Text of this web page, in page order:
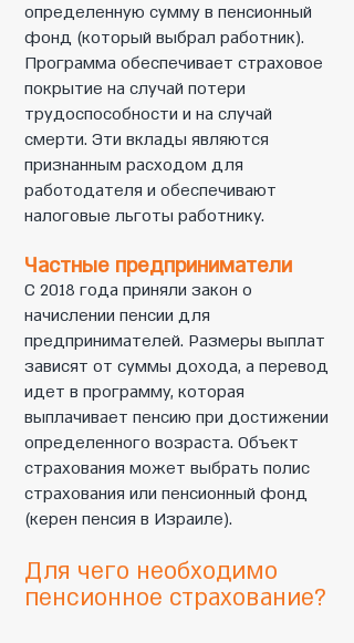
определенную сумму в пенсионный
фонд (который выбрал работник).
Программа обеспечивает страховое
покрытие на случай потери
трудоспособности и на случай
смерти. Эти вклады являются
признанным расходом для
работодателя и обеспечивают
налоговые льготы работнику.
Частные предприниматели
С 2018 года приняли закон о
начислении пенсии для
предпринимателей. Размеры выплат
зависят от суммы дохода, а перевод
идет в программу, которая
выплачивает пенсию при достижении
определенного возраста. Объект
страхования может выбрать полис
страхования или пенсионный фонд
(керен пенсия в Израиле).
Для чего необходимо
пенсионное страхование?​